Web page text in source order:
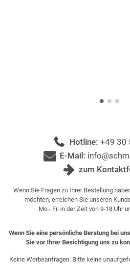
Hotline: +49 30
E-Mail:
zum
Wenn Sie Fragen zu Ihrer Bestellung
möchten, erreichen Sie unseren
Mo.- Fr. in der Zeit von 9-18 Uhr
Wenn Sie eine persönliche Beratung bei
Sie vor Ihrer Besichtigung uns zu
Keine Werbeanfragen: Bitte keine